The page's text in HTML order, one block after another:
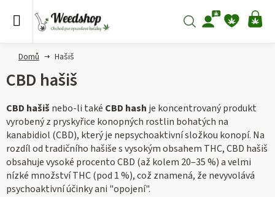
Hledat
Domů Hašiš
CBD hašiš
CBD hašiš nebo-li také CBD hash je koncentrovaný produkt
vyrobený z pryskyřice konopných rostlin bohatých na
kanabidiol (CBD), který je nepsychoaktivní složkou konopí. Na
rozdíl od tradičního hašiše s vysokým obsahem THC, CBD hašiš
obsahuje vysoké procento CBD (až kolem 20–35 %) a velmi
nízké množství THC (pod 1 %), což znamená, že nevyvolává
psychoaktivní účinky ani "opojení".